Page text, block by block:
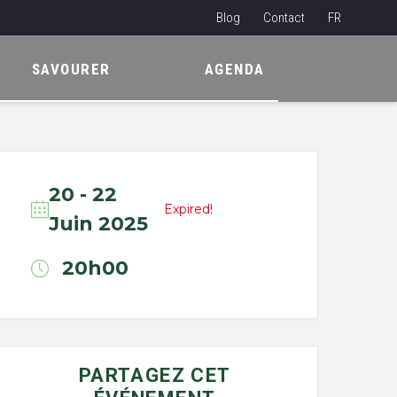
SAVOURER AGENDA
Blog Contact FR
20 - 22
Juin 2025
Expired!
20h00
PARTAGEZ CET